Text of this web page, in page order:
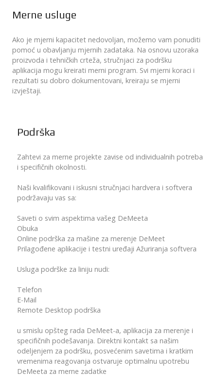
Merne usluge
Ako je mjerni kapacitet nedovoljan, možemo vam ponuditi
pomoć u obavljanju mjernih zadataka. Na osnovu uzoraka
proizvoda i tehničkih crteža, stručnjaci za podršku
aplikacija mogu kreirati merni program. Svi mjerni koraci i
rezultati su dobro dokumentovani, kreiraju se mjerni
izvještaji.
Podrška
Zahtevi za merne projekte zavise od individualnih potreba
i specifičnih okolnosti.
Naši kvalifikovani i iskusni stručnjaci hardvera i softvera
podržavaju vas sa:
Saveti o svim aspektima vašeg DeMeeta
Obuka
Online podrška za mašine za merenje DeMeet
Prilagođene aplikacije i testni uređaji Ažuriranja softvera
Usluga podrške za liniju nudi:
Telefon
E-Mail
Remote Desktop podrška
u smislu opšteg rada DeMeet-a, aplikacija za merenje i
specifičnih podešavanja. Direktni kontakt sa našim
odeljenjem za podršku, posvećenim savetima i kratkim
vremenima reagovanja ostvaruje optimalnu upotrebu
DeMeeta za merne zadatke